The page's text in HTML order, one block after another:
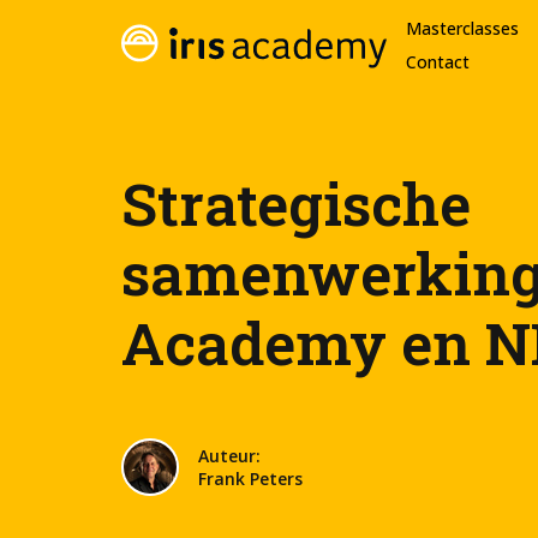
Masterclasses
Contact
Strategische
Academy en
Auteur:
Frank Peters